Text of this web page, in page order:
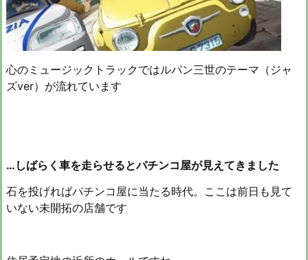
心のミュージックトラックではルパン三世のテーマ（ジャ
ズver）が流れています
…しばらく車を走らせるとパチンコ屋が見えてきました
石を投げればパチンコ屋に当たる時代。ここは前日も見て
いない未開拓の店舗です